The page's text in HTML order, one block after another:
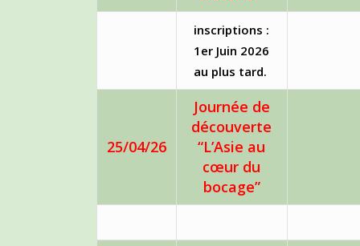
inscriptions :
1er Juin 2026
au plus tard.
25/04/26
Journée de
découverte
“L’Asie au
cœur du
bocage”